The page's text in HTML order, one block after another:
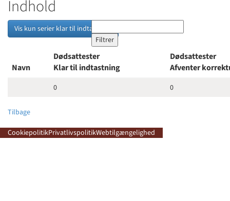
Indhold
Vis kun serier klar til indtastning
Navn
Dødsattester
Klar til indtastning
Dødsattester
Afventer
0 0
Tilbage
CookiepolitikPrivatlivspolitikWebtilgængelighed